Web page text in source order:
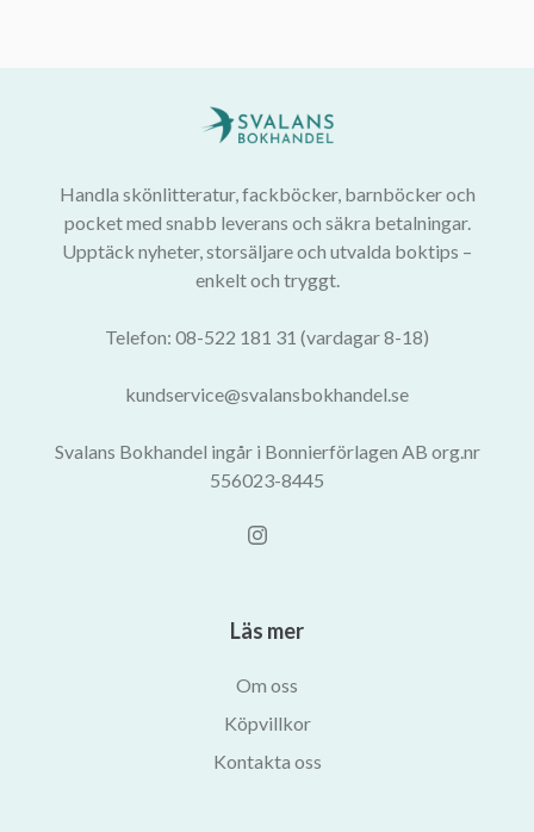
Handla skönlitteratur, fackböcker, barnböcker och
pocket med snabb leverans och säkra betalningar.
Upptäck nyheter, storsäljare och utvalda boktips –
enkelt och tryggt.
Telefon: 08-522 181 31 (vardagar 8-18)
kundservice@svalansbokhandel.se
Svalans Bokhandel ingår i Bonnierförlagen AB org.nr
556023-8445
Läs mer
Om oss
Köpvillkor
Kontakta oss